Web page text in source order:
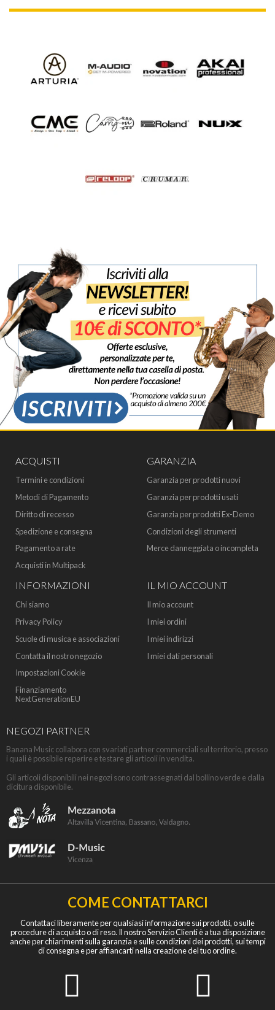
ACQUISTI
Termini e condizioni
Metodi di Pagamento
Diritto di recesso
Spedizione e consegna
Pagamento a rate
Acquisti in Multipack
GARANZIA
Garanzia per prodotti nuovi
Garanzia per prodotti usati
Garanzia per prodotti Ex-Demo
Condizioni degli strumenti
Merce danneggiata o incompleta
INFORMAZIONI
Chi siamo
Privacy Policy
Scuole di musica e associazioni
Contatta il nostro negozio
Impostazioni Cookie
Finanziamento
NextGenerationEU
IL MIO ACCOUNT
Il mio account
I miei ordini
I miei indirizzi
I miei dati personali
NEGOZI PARTNER
Banana Music collabora con svariati partner commerciali sul territorio, presso
i quali è possibile reperire e testare gli articoli in vendita.
Gli articoli disponibili nei negozi sono contrassegnati dal bollino verde e dalla
dicitura disponibile.
COME CONTATTARCI
Contattaci liberamente per qualsiasi informazione sui prodotti, o sulle
procedure di acquisto o di reso. Il nostro Servizio Clienti è a tua disposizione
anche per chiarimenti sulla garanzia e sulle condizioni dei prodotti, sui tempi
di consegna e per affiancarti nella creazione del tuo ordine.